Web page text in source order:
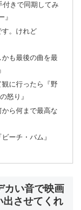
付きで同期してみ
』
す。けれど
かも最後の曲を最
観に行ったら『野
怒り』
から何まで最高な
ーチ・バム』
カい音で映画
出させてくれ